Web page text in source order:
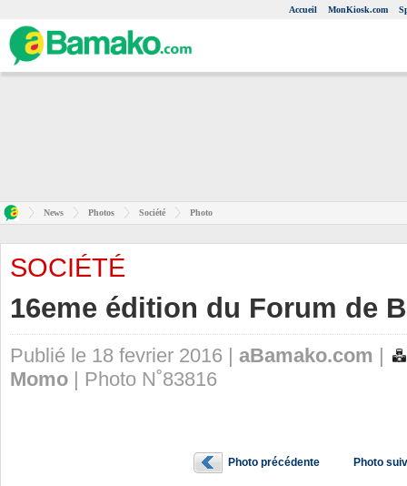
Accueil MonKiosk.com
News Photos Société Photo
SOCIÉTÉ
16eme édition du Forum de
Publié le 18 fevrier 2016 | aBamako.com |
Momo | Photo N˚83816
Photo précédente Photo